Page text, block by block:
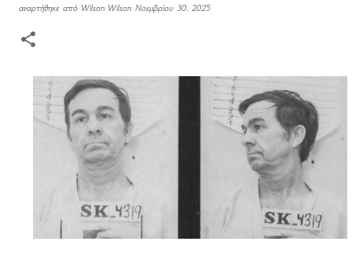
αναρτήθηκε από Wilson Wilson Νοεμβρίου 30, 2025